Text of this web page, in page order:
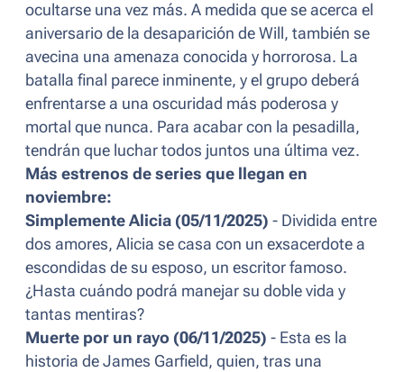
ocultarse una vez más. A medida que se acerca el
aniversario de la desaparición de Will, también se
avecina una amenaza conocida y horrorosa. La
batalla final parece inminente, y el grupo deberá
enfrentarse a una oscuridad más poderosa y
mortal que nunca. Para acabar con la pesadilla,
tendrán que luchar todos juntos una última vez.
Más estrenos de series que llegan en
noviembre:
Simplemente Alicia (05/11/2025) - Dividida entre
dos amores, Alicia se casa con un exsacerdote a
escondidas de su esposo, un escritor famoso.
¿Hasta cuándo podrá manejar su doble vida y
tantas mentiras?
Muerte por un rayo (06/11/2025) - Esta es la
historia de James Garfield, quien, tras una